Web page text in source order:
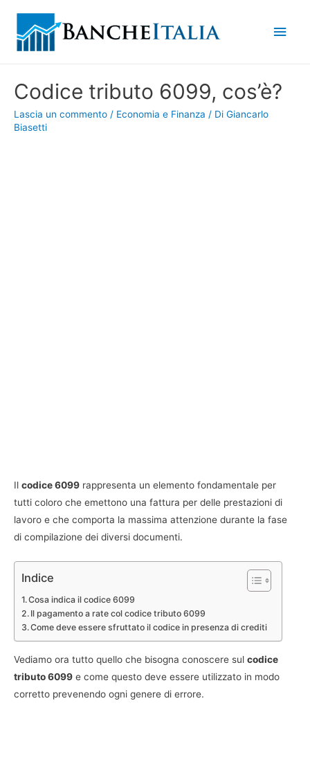
Codice tributo 6099, cos’è?
Lascia un commento / Economia e Finanza / Di Giancarlo
Biasetti
Il codice 6099 rappresenta un elemento fondamentale per
tutti coloro che emettono una fattura per delle prestazioni di
lavoro e che comporta la massima attenzione durante la fase
di compilazione dei diversi documenti.
Indice
Cosa indica il codice 6099
Il pagamento a rate col codice tributo 6099
Come deve essere sfruttato il codice in presenza di crediti
Vediamo ora tutto quello che bisogna conoscere sul codice
tributo 6099 e come questo deve essere utilizzato in modo
corretto prevenendo ogni genere di errore.